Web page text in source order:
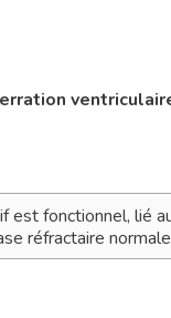
est fonctionnel, lié
réfractaire